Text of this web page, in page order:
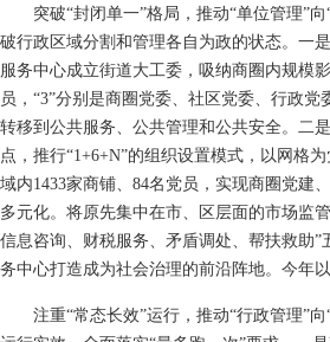
突破“封闭单一”格局，推动“单位管理”向
破行政区域分割和管理各自为政的状态。一
服务中心成立街道大工委，吸纳商圈内规模
员，“3”分别是商圈党委、社区党委、行政
转移到公共服务、公共管理和公共安全。二
点，推行“1+6+N”的组织设置模式，以网格
域内1433家商铺、84名党员，实现商圈党建
多元化。将原先集中在市、区层面的市场监
信息咨询、财税服务、矛盾调处、帮扶救助
务中心打造成为社会治理的前沿阵地。今年
注重“常态长效”运行，推动“行政管理”向